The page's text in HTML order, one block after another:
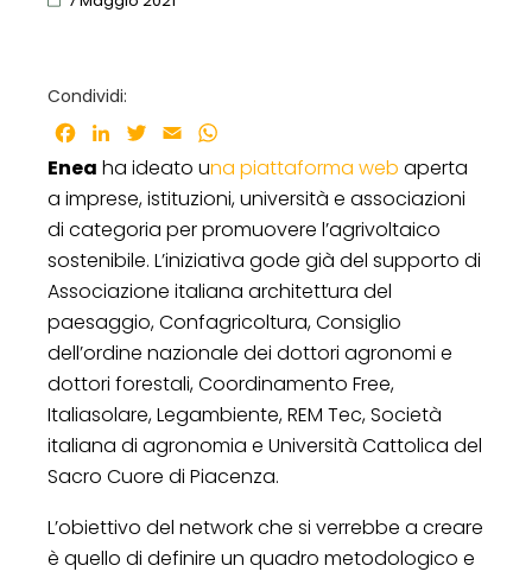
Condividi:
Facebook
LinkedInTwitter
Email
Enea ha ideato una piattaforma web aperta
a imprese, istituzioni, università e associazioni
di categoria per promuovere l’agrivoltaico
sostenibile. L’iniziativa gode già del supporto di
Associazione italiana architettura del
paesaggio, Confagricoltura, Consiglio
dell’ordine nazionale dei dottori agronomi e
dottori forestali, Coordinamento Free,
Italiasolare, Legambiente, REM Tec, Società
italiana di agronomia e Università Cattolica del
Sacro Cuore di Piacenza.
L’obiettivo del network che si verrebbe a creare
è quello di definire un quadro metodologico e